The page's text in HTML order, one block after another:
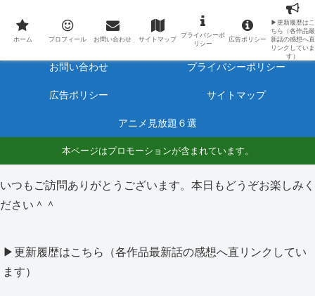
最新アニメのあらすじと感想をネタバレ有りで毎日更新しています。
ホーム プロフィール
お問い合わせ プライバシーポリシー
広告ポリシー サイトマップ
アニメ見放題６選
本ページはプロモーションが含まれています。
いつもご訪問ありがとうございます。本日もどうぞお楽しみく
ださい＾＾
▶更新履歴はこちら（各作品最新話の感想へ直リンクしてい
ます）
ホーム プロフィール お問い合わせ サイトマップ
プライバシーポ
リシー
広告ポリシー
▶更新履歴はこ
ちら（各作品最
新話の感想へ直
リンクしていま
す）